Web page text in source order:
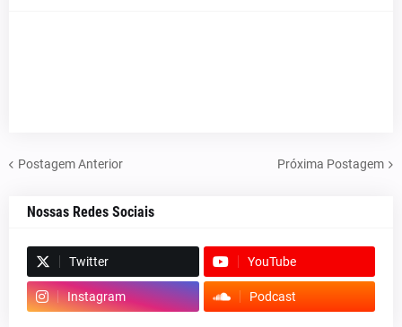
Postagem Anterior Próxima Postagem
Nossas Redes Sociais
Twitter YouTube
Instagram Podcast